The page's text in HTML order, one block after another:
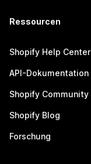
Ressourcen
Shopify Help Center
API-Dokumentation
Shopify Community
Shopify Blog
Forschung